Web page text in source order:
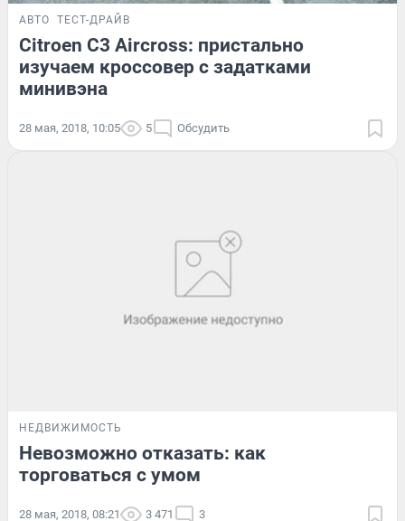
АВТО ТЕСТ-ДРАЙВ
Citroen C3 Aircross: пристально
изучаем кроссовер с задатками
минивэна
28 мая, 2018, 10:05 5 Обсудить
НЕДВИЖИМОСТЬ
Невозможно отказать: как
торговаться с умом
28 мая, 2018, 08:21 3 471 3